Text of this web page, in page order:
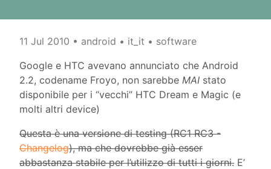
11 Jul 2010 • android • it_it • software
Google e HTC avevano annunciato che Android
2.2, codename Froyo, non sarebbe MAI stato
disponibile per i “vecchi” HTC Dream e Magic (e
molti altri device)
Questa è una versione di testing (RC1RC3 -
Changelog), ma che dovrebbe già esser
abbastanza stabile per l’utilizzo di tutti i giorni. E’